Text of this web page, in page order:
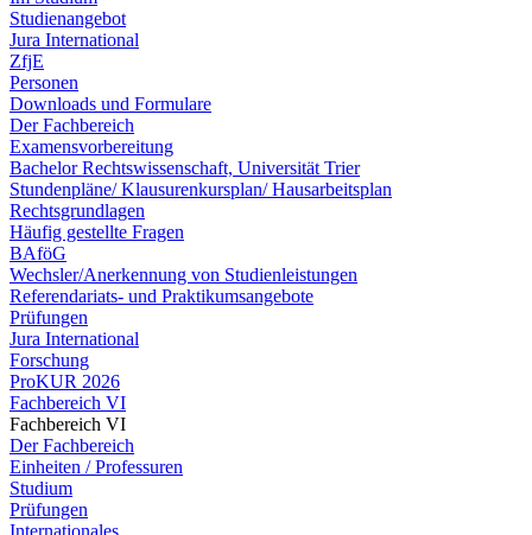
Studienangebot
Jura International
ZfjE
Personen
Downloads und Formulare
Der Fachbereich
Examensvorbereitung
Bachelor Rechtswissenschaft, Universität Trier
Stundenpläne/ Klausurenkursplan/ Hausarbeitsplan
Rechtsgrundlagen
Häufig gestellte Fragen
BAföG
Wechsler/Anerkennung von Studienleistungen
Referendariats- und Praktikumsangebote
Prüfungen
Jura International
Forschung
ProKUR 2026
Fachbereich VI
Fachbereich VI
Der Fachbereich
Einheiten / Professuren
Studium
Prüfungen
Internationales